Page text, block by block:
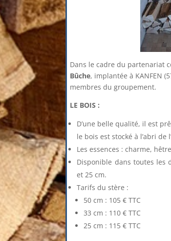
Dans le cadre du partenariat
Bûche, implantée à KANFEN
membres du groupement.
LE BOIS :
D’une belle qualité, il est
le bois est stocké à l’abri
Les essences : charme,
Disponible dans toutes les
et 25 cm.
Tarifs du stère :
50 cm : 105 € TTC
33 cm : 110 € TTC
25 cm : 115 € TTC